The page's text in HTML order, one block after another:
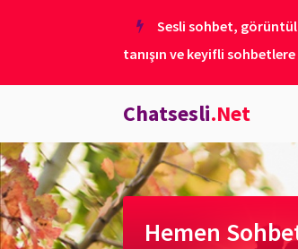
Sesli sohbet,
tanışın ve keyifli sohbetlere
Chatsesli.Net
Hemen